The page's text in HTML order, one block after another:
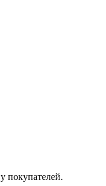
покупателей.